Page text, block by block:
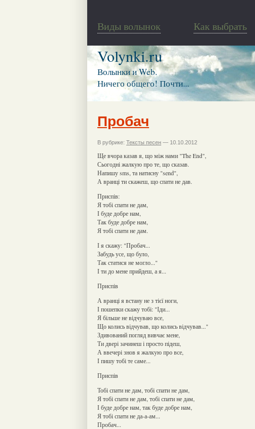
Виды волынок Как выбрать
Volynki.ru
Волынки и Web.
Ничего общего! Почти...
Пробач
В рубрике: Тексты песен — 10.10.2012
Ще вчора казав я, що між нами "The End",
Сьогодні жалкую про те, що сказав.
Напишу sms, та натисну "send",
А вранці ти скажеш, що спати не дав.
Приспів:
Я тобі спати не дам,
І буде добре нам,
Так буде добре нам,
Я тобі спати не дам.
І я скажу: "Пробач...
Забудь усе, що було,
Так статися не могло..."
І ти до мене прийдеш, а я...
Приспів
А вранці я встану не з тієї ноги,
І пошепки скажу тобі: "Іди...
Я більше не відчуваю все,
Що колись відчував, що колись відчував..."
Здивований погляд вивчає мене,
Ти двері зачинеш і просто підеш,
А ввечері знов я жалкую про все,
І пишу тобі те саме...
Приспів
Тобі спати не дам, тобі спати не дам,
Я тобі спати не дам, тобі спати не дам,
І буде добре нам, так буде добре нам,
Я тобі спати не да-а-ам...
Пробач...